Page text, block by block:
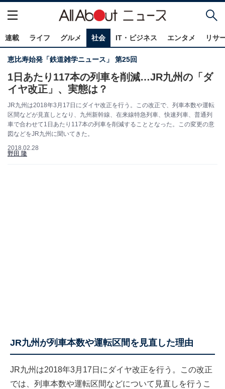
連載 ライフ グルメ 社会 IT・ビジネス エンタメ リサ
恵比寿始発「鉄道雑学ニュース」 第25回
1日あたり117本の列車を削減…JR九州の「ダ
イヤ改正」、実態は？
JR九州は2018年3月17日にダイヤ改正を行う。この改正で、列車本数や運転
区間などが見直しとなり、九州新幹線、在来線特急列車、快速列車、普通列
車で合わせて1日あたり117本の列車を削減することとなった。この変更の意
図などをJR九州に聞いてきた。
2018.02.28
野田 隆
JR九州が列車本数や運転区間を見直した理由
JR九州は2018年3月17日にダイヤ改正を行う。この改正
では、列車本数や運転区間などについて見直しを行うこ